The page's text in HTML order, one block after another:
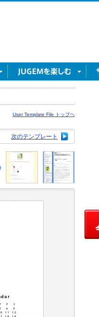
User Template File トップヘ
次のテンプレート